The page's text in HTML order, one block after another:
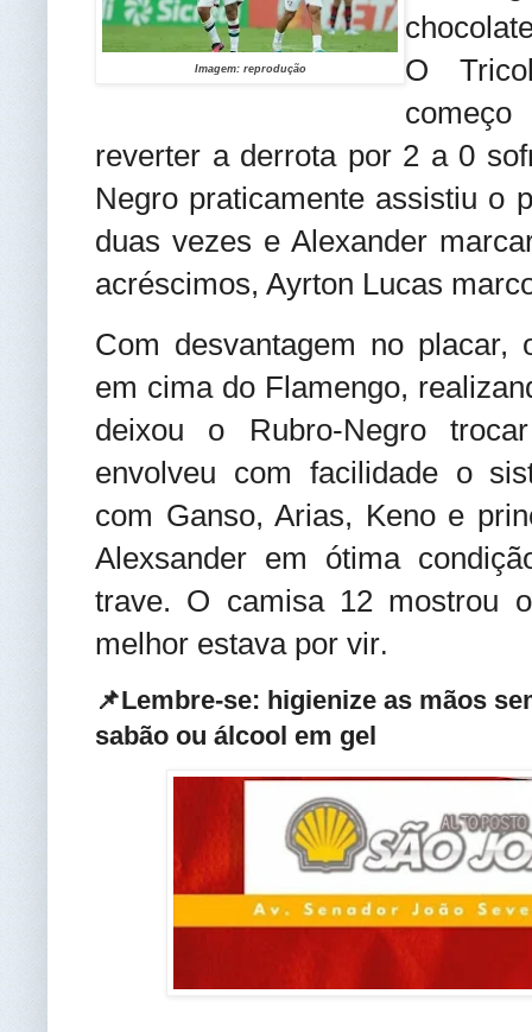
Imagem: reprodução
O
reverter a derrota por 2 a 0
Negro praticamente assistiu o
duas vezes e Alexander
acréscimos, Ayrton Lucas
Com desvantagem no placar,
em cima do Flamengo,
deixou o Rubro-Negro
envolveu com facilidade o
com Ganso, Arias, Keno e
Alexsander em ótima
trave. O camisa 12 mostrou
melhor estava por vir.
📌Lembre-se: higienize as mãos
sabão ou álcool em gel